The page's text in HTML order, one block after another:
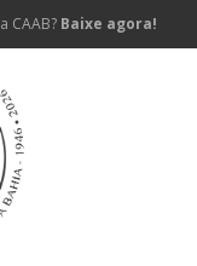
CAAB? Baixe agora!